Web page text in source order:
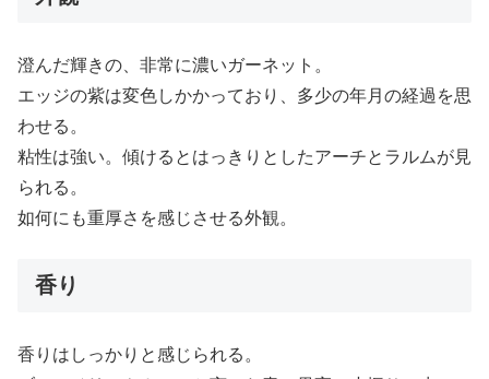
澄んだ輝きの、非常に濃いガーネット。
エッジの紫は変色しかかっており、多少の年月の経過を思
わせる。
粘性は強い。傾けるとはっきりとしたアーチとラルムが見
られる。
如何にも重厚さを感じさせる外観。
香り
香りはしっかりと感じられる。